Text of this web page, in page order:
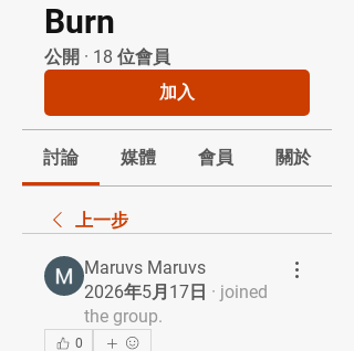
Burn
公開 · 18 位會員
加入
討論 媒體 會員 關於
上一步
Maruvs Maruvs
2026年5月17日 · joined
the group.
0